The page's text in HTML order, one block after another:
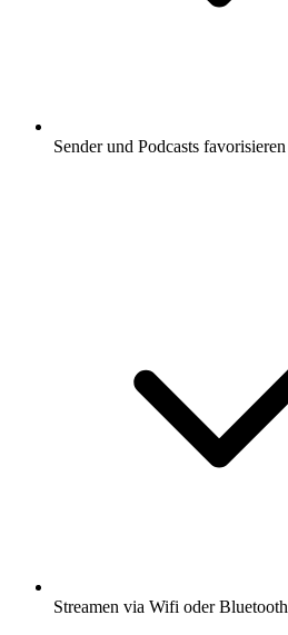
Sender und Podcasts favorisieren
Streamen via Wifi oder Bluetooth